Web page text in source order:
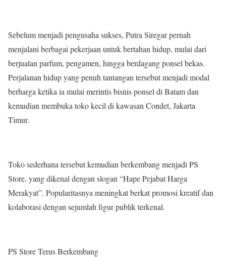
Sebelum menjadi pengusaha sukses, Putra Siregar pernah
menjalani berbagai pekerjaan untuk bertahan hidup, mulai dari
berjualan parfum, pengamen, hingga berdagang ponsel bekas.
Perjalanan hidup yang penuh tantangan tersebut menjadi modal
berharga ketika ia mulai merintis bisnis ponsel di Batam dan
kemudian membuka toko kecil di kawasan Condet, Jakarta
Timur.
Toko sederhana tersebut kemudian berkembang menjadi PS
Store, yang dikenal dengan slogan “Hape Pejabat Harga
Merakyat”. Popularitasnya meningkat berkat promosi kreatif dan
kolaborasi dengan sejumlah figur publik terkenal.
PS Store Terus Berkembang